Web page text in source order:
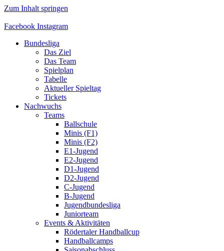
Zum Inhalt springen
Facebook Instagram
Bundesliga
Das Ziel
Das Team
Spielplan
Tabelle
Aktueller Spieltag
Tickets
Nachwuchs
Teams
Ballschule
Minis (F1)
Minis (F2)
E1-Jugend
E2-Jugend
D1-Jugend
D2-Jugend
C-Jugend
B-Jugend
Jugendbundesliga
Juniorteam
Events & Aktivitäten
Rödertaler Handballcup
Handballcamps